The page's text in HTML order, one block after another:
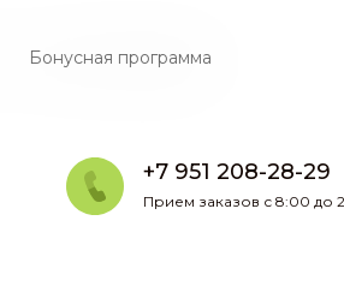
Бонусная программа
+7 951 208-28-29
Прием заказов с 8:00 до